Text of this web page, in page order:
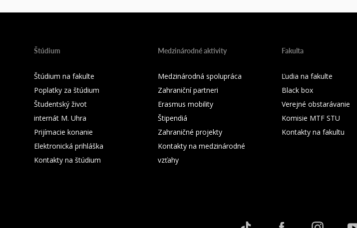
Štúdium
Štúdium na fakulte
Poplatky za štúdium
Študentský život
internát M. Uhra
Prijímacie konanie
Elektronická prihláška
Kontakty na štúdium
Medzinárodné aktivity
Medzinárodná spolupráca
Zahraniční partneri
Erasmus mobility
Štipendiá
Zahraničné projekty
Kontakty na medzinárodné
vzťahy
Fakulta
Ľudia na fakulte
Black box
Verejné obstarávanie
Komisie MTF STU
Kontakty na fakultu